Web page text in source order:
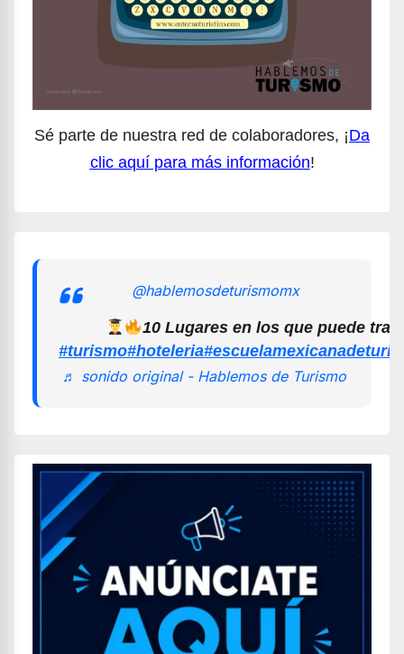
Sé parte de nuestra red de colaboradores, ¡Da
clic aquí para más información!
@hablemosdeturismomx
10 Lugares en los que puede
#turismo#hoteleria
♬ sonido original - Hablemos de Turismo